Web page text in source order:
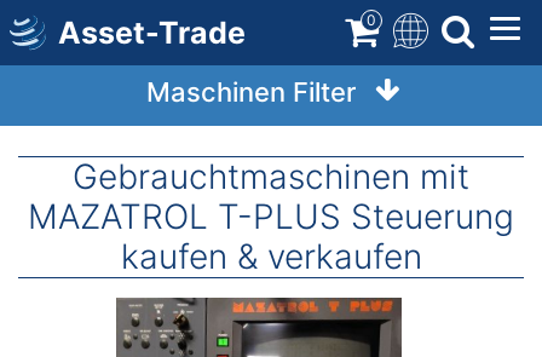
Direkt
zum
Inhalt
Asset-Trade 0
Maschinen Filter
Gebrauchtmaschinen mit
MAZATROL T-PLUS Steuerung
kaufen & verkaufen